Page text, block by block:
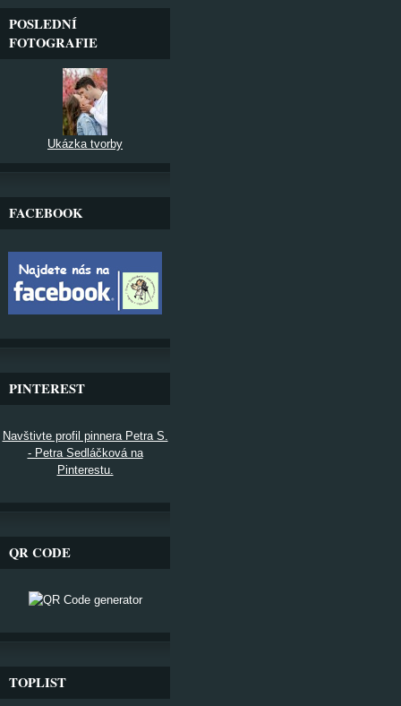
POSLEDNÍ
FOTOGRAFIE
Ukázka tvorby
FACEBOOK
PINTEREST
Navštivte profil pinnera Petra S.
- Petra Sedláčková na
Pinterestu.
QR CODE
TOPLIST